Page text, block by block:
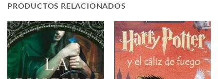
PRODUCTOS RELACIONADOS